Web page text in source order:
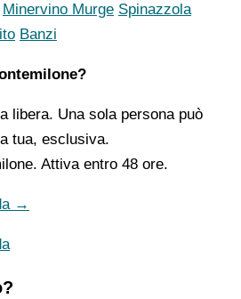
Minervino Murge Spinazzola
Banzi
libera. Una sola persona può
tua, esclusiva.
Attiva entro 48 ore.
→